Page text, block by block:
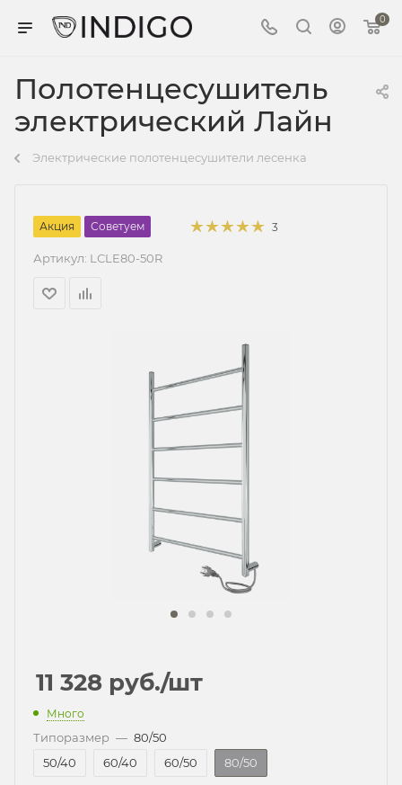
0
Полотенцесушитель
электрический Лайн
Электрические полотенцесушители лесенка
Акция Советуем 3
Артикул: LСLE80-50R
11 328 руб./шт
Много
Типоразмер — 80/50
50/40
60/40 60/50 80/50